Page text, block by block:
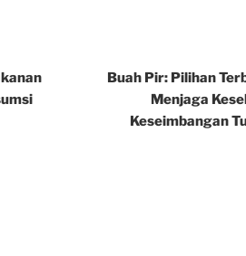
Buah Pir: Pilihan
Menjaga
Keseimbangan